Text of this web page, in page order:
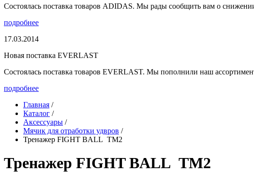
Состоялась поставка товаров ADIDAS. Мы рады сообщить вам о
подробнее
17.03.2014
Новая поставка EVERLAST
Состоялась поставка товаров EVERLAST. Мы пополнили наш
подробнее
Главная /
Каталог /
Аксессуары /
Мячик для отработки удвров /
Тренажер FIGHT BALL ТМ2
Тренажер FIGHT BALL ТМ2